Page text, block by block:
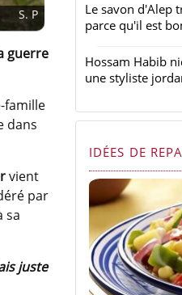
S. P
guerre
famille
dans
vient
par
sa
juste
Le savon d'Alep
parce qu'il est
Hossam Habib
une styliste
IDÉES DE